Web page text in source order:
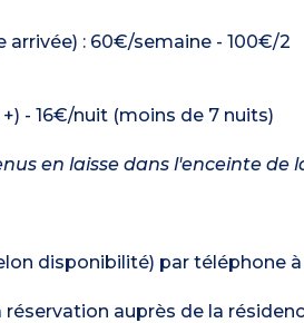
: 60€/semaine - 100€/2
- 16€/nuit (moins de 7 nuits)
en laisse dans l'enceinte de
disponibilité) par téléphone à
auprès de la